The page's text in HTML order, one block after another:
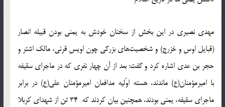
مهدی نصیری در این بخش از سخنان خودش به یمنی بودن قبیله انصار
(قبایل اوس و خزرج) و شخصیت‌های بزرگی چون اویس قرنی، مالک اشتر و
حجر بن عدی اشاره کرد و گفت: بعد از آن چهار نفری که در ماجرای سقیفه
با امیرمؤمنان(ع) ماندند، هسته اوّلیه مدافعان امیرمؤمنان علی(ع) در برابر
ماجرای سقیفه، یمنی بودند، همچنین بیان کردند که 34 تن از شهدای کربلا